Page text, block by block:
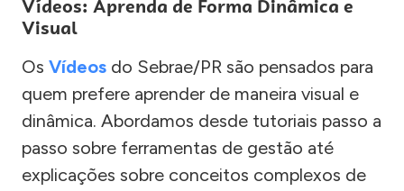
Vídeos: Aprenda de Forma Dinâmica e
Visual
Os Vídeos do Sebrae/PR são pensados para
quem prefere aprender de maneira visual e
dinâmica. Abordamos desde tutoriais passo a
passo sobre ferramentas de gestão até
explicações sobre conceitos complexos de